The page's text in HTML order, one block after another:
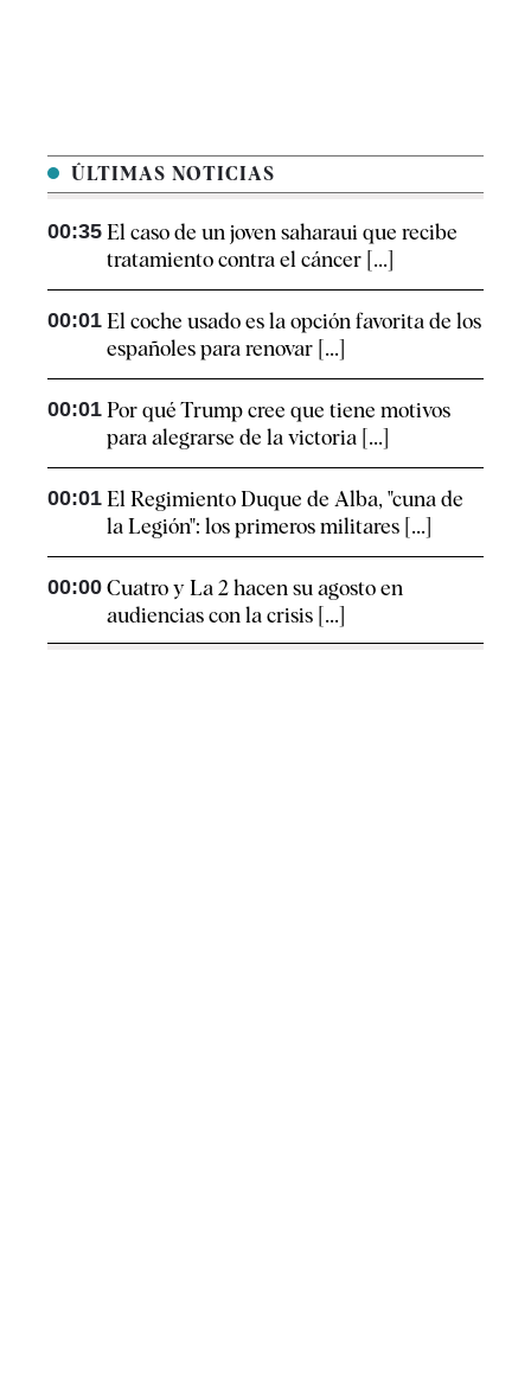
ÚLTIMAS NOTICIAS
00:35 El caso de un joven saharaui que recibe
tratamiento contra el cáncer [...]
00:01 El coche usado es la opción favorita de los
españoles para renovar [...]
00:01 Por qué Trump cree que tiene motivos
para alegrarse de la victoria [...]
00:01 El Regimiento Duque de Alba, "cuna de
la Legión": los primeros militares [...]
00:00 Cuatro y La 2 hacen su agosto en
audiencias con la crisis [...]